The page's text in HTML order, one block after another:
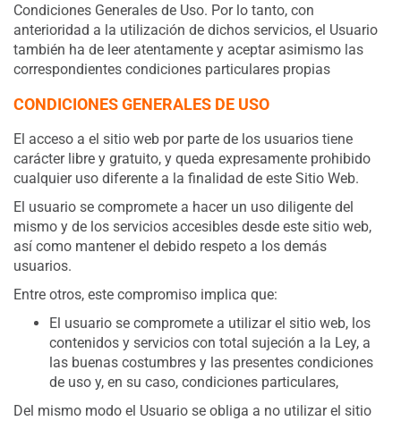
Condiciones Generales de Uso. Por lo tanto, con
anterioridad a la utilización de dichos servicios, el Usuario
también ha de leer atentamente y aceptar asimismo las
correspondientes condiciones particulares propias
CONDICIONES GENERALES DE USO
El acceso a el sitio web por parte de los usuarios tiene
carácter libre y gratuito, y queda expresamente prohibido
cualquier uso diferente a la finalidad de este Sitio Web.
El usuario se compromete a hacer un uso diligente del
mismo y de los servicios accesibles desde este sitio web,
así como mantener el debido respeto a los demás
usuarios.
Entre otros, este compromiso implica que:
El usuario se compromete a utilizar el sitio web, los
contenidos y servicios con total sujeción a la Ley, a
las buenas costumbres y las presentes condiciones
de uso y, en su caso, condiciones particulares,
Del mismo modo el Usuario se obliga a no utilizar el sitio